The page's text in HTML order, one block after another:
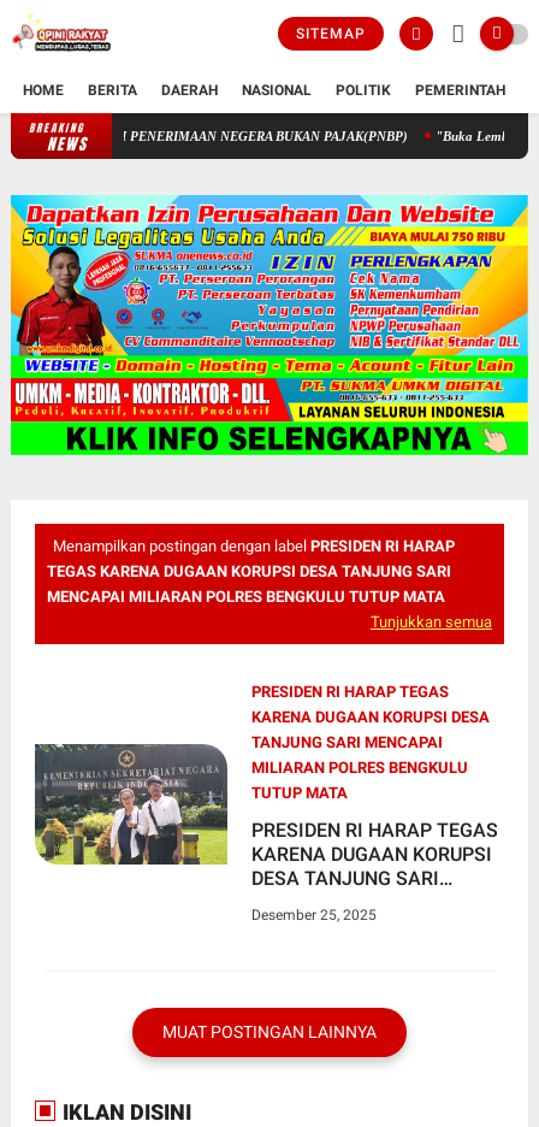
SITEMAP
HOME BERITA DAERAH NASIONAL POLITIK PEMERINTAH
BREAKING
NEWS
STIK MELALUI PENERIMAAN NEGERA BUKAN PAJAK(PNBP) "Buka Lembaran
Menampilkan postingan dengan label PRESIDEN RI HARAP
TEGAS KARENA DUGAAN KORUPSI DESA TANJUNG SARI
MENCAPAI MILIARAN POLRES BENGKULU TUTUP MATA
Tunjukkan semua
PRESIDEN RI HARAP TEGAS
KARENA DUGAAN KORUPSI DESA
TANJUNG SARI MENCAPAI
MILIARAN POLRES BENGKULU
TUTUP MATA
PRESIDEN RI HARAP TEGAS
KARENA DUGAAN KORUPSI
DESA TANJUNG SARI
POLRES BENGKULU TUTUP
Desember 25, 2025
MUAT POSTINGAN LAINNYA
IKLAN DISINI